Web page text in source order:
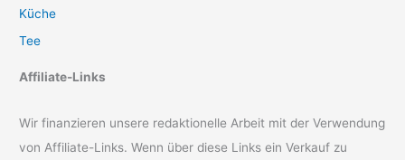
Küche
Tee
Affiliate-Links
Wir finanzieren unsere redaktionelle Arbeit mit der Verwendung
von Affiliate-Links. Wenn über diese Links ein Verkauf zu